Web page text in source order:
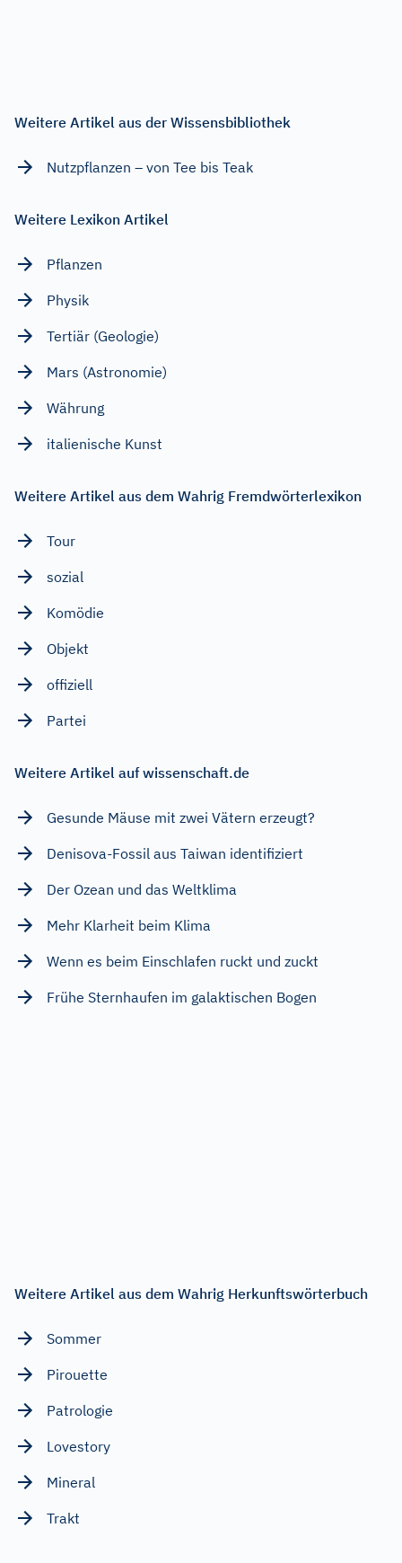
Weitere Artikel aus der Wissensbibliothek
Nutzpflanzen – von Tee bis Teak
Weitere Lexikon Artikel
Pflanzen
Physik
Tertiär (Geologie)
Mars (Astronomie)
Währung
italienische Kunst
Weitere Artikel aus dem Wahrig Fremdwörterlexikon
Tour
sozial
Komödie
Objekt
offiziell
Partei
Weitere Artikel auf wissenschaft.de
Gesunde Mäuse mit zwei Vätern erzeugt?
Denisova-Fossil aus Taiwan identifiziert
Der Ozean und das Weltklima
Mehr Klarheit beim Klima
Wenn es beim Einschlafen ruckt und zuckt
Frühe Sternhaufen im galaktischen Bogen
Weitere Artikel aus dem Wahrig Herkunftswörterbuch
Sommer
Pirouette
Patrologie
Lovestory
Mineral
Trakt